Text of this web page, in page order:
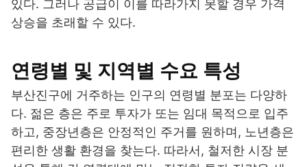
있다. 그러나 공급이 이를 따라가지 못할 경우 가격
상승을 초래할 수 있다.
연령별 및 지역별 수요 특성
부산진구에 거주하는 인구의 연령별 분포는 다양하
다. 젊은 층은 주로 투자가 또는 임대 목적으로 입주
하고, 중장년층은 안정적인 주거를 원하며, 노년층은
편리한 생활 환경을 찾는다. 따라서, 철저한 시장 분